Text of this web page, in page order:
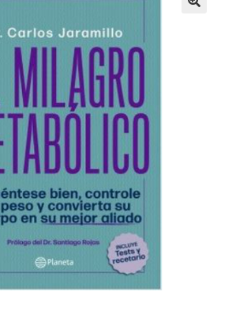
DE INFORMACIÓN Y DATOS
INTERUNIVERSITARIA DE